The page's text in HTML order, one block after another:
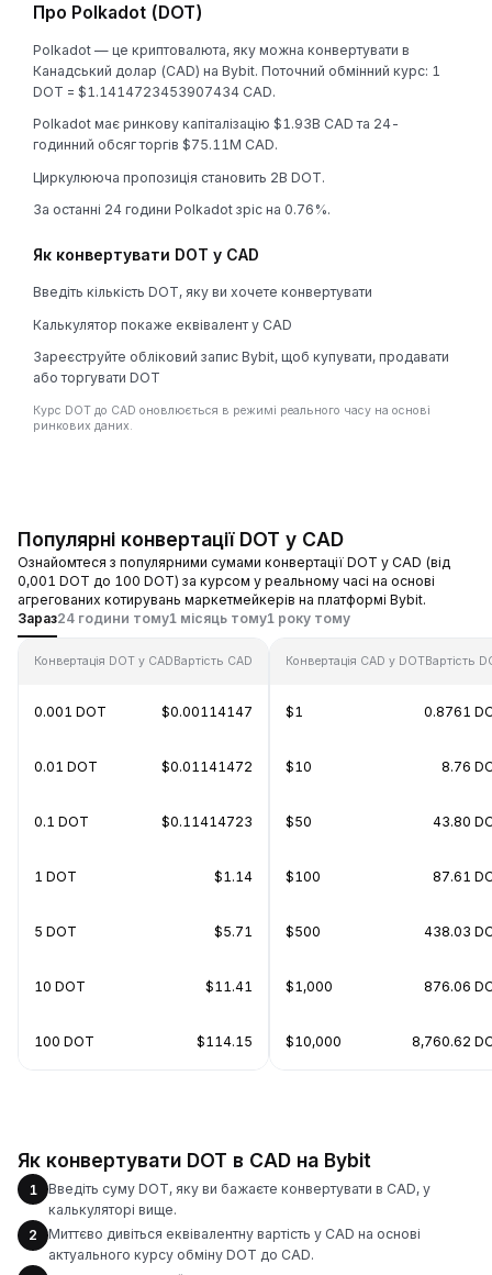
Про Polkadot (DOT)
Polkadot — це криптовалюта, яку можна конвертувати в
Канадський долар (CAD) на Bybit. Поточний обмінний курс: 1
DOT = $1.1414723453907434 CAD.
Polkadot має ринкову капіталізацію $1.93B CAD та 24-
годинний обсяг торгів $75.11M CAD.
Циркулююча пропозиція становить 2B DOT.
За останні 24 години Polkadot зріс на 0.76%.
Як конвертувати DOT у CAD
Введіть кількість DOT, яку ви хочете конвертувати
Калькулятор покаже еквівалент у CAD
Зареєструйте обліковий запис Bybit, щоб купувати, продавати
або торгувати DOT
Курс DOT до CAD оновлюється в режимі реального часу на основі
ринкових даних.
Популярні конвертації DOT у CAD
Ознайомтеся з популярними сумами конвертації DOT у CAD (від
0,001 DOT до 100 DOT) за курсом у реальному часі на основі
агрегованих котирувань маркетмейкерів на платформі Bybit.
Зараз24 години тому1 місяць тому1 року тому
Конвертація DOT у CADВартість CAD
0.001 DOT $0.00114147
0.01 DOT $0.01141472
0.1 DOT $0.11414723
1 DOT $1.14
5 DOT $5.71
10 DOT $11.41
100 DOT $114.15
Конвертація CAD у DOTВартість
$1 0.8761
$10 8.76
$50 43.80
$100 87.61
$500 438.03
$1,000 876.06
$10,000 8,760.62
Як конвертувати DOT в CAD на Bybit
1
Введіть суму DOT, яку ви бажаєте конвертувати в CAD, у
калькуляторі вище.
2
Миттєво дивіться еквівалентну вартість у CAD на основі
актуального курсу обміну DOT до CAD.